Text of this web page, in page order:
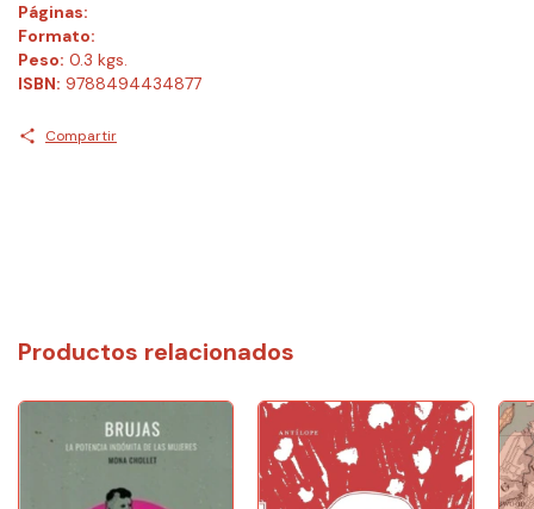
Páginas:
Formato:
Peso: 0.3 kgs.
ISBN: 9788494434877
Compartir
Productos relacionados